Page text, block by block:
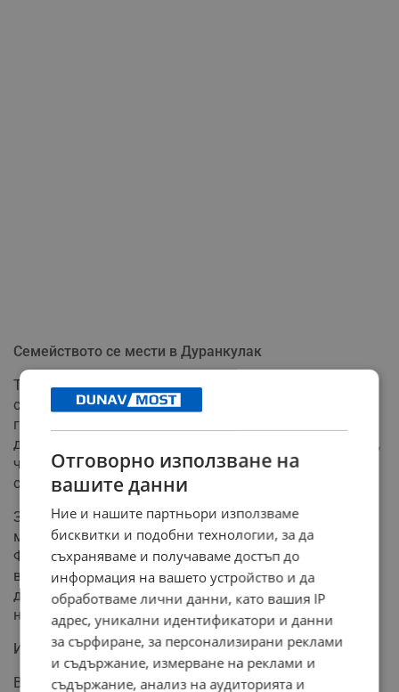
Семейството се мести в Дуранкулак
Телевизионните снимки на хитовия формат започват
съвсем скоро, а терен на зрелищните сблъсъци тази
година ще бъде Дуранкулак. Спортната звезда няма
да пътува сама за Северното Черноморие. Тя сподели,
че тръгва към снимачната площадка заедно с цялото
си семейство.
Заедно с нея ще бъдат съпругът ѝ Симоне Колио,
майка ѝ, сестра ѝ и двегодишният ѝ син Тиаго.
Фамилията е направила специална организация, като
всички ще се редуват в грижите за малкия Тиаго,
докато майка му прекарва дългите часове по време
на тежките снимки на Арената.
Изненади и нови възрастови граници
В предаването се включи директно от Амстердам и
Отговорно използване на
вашите данни
Ние и нашите партньори използваме
бисквитки и подобни технологии, за да
съхраняваме и получаваме достъп до
информация на вашето устройство и да
обработваме лични данни, като вашия IP
адрес, уникални идентификатори и данни
за сърфиране, за персонализирани реклами
и съдържание, измерване на реклами и
съдържание, анализ на аудиторията и